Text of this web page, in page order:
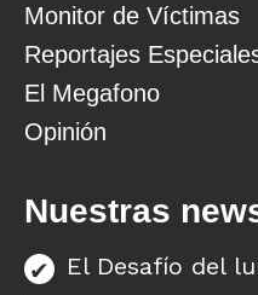
Monitor de Víctimas
Reportajes
El Megafono
Opinión
Nuestras
El Desafío del